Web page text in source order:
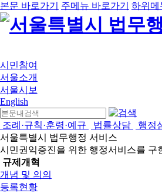
본문 바로가기 주메뉴 바로가기 하위메
시민참여
서울소개
서울시보
English
조례·규칙·훈령·예규 법률상담 행정
서울특별시 법무행정 서비스
시민권익증진을 위한 행정서비스를 구
규제개혁
개념 및 의의
등록현황